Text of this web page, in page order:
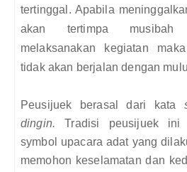
tertinggal. Apabila
akan tertimpa musibah
melaksanakan kegiatan
tidak akan berjalan dengan
Peusijuek berasal dari kata
dingin.Tradisi peusijuek ini
symbol upacara adat yang
memohon keselamatan dan